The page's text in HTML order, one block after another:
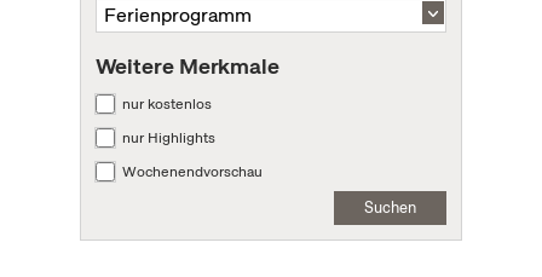
Weitere Merkmale
nur kostenlos
nur Highlights
Wochenendvorschau
Suchen